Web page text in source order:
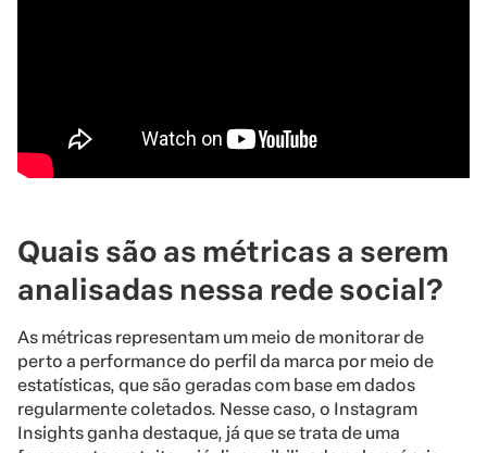
Quais são as métricas a serem
analisadas nessa rede social?
As métricas representam um meio de monitorar de
perto a performance do perfil da marca por meio de
estatísticas, que são geradas com base em dados
regularmente coletados. Nesse caso, o Instagram
Insights ganha destaque, já que se trata de uma